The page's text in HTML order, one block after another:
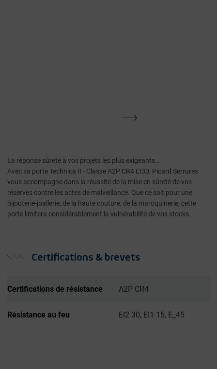
La réponse sûreté à vos projets les plus exigeants…
Avec sa porte Technica II - Classe A2P CR4 EI30, Picard Serrures
vous accompagne dans la réussite de la mise en sûreté de vos
réserves contre les actes de malveillance. Que ce soit pour une
bijouterie-joallerie, de la haute couture, de la maroquinerie, cette
porte limitera considérablement la vulnérabilité de vos stocks.
Certifications & brevets
Certifications de résistance A2P CR4
Résistance au feu EI2 30, EI1 15, E_45